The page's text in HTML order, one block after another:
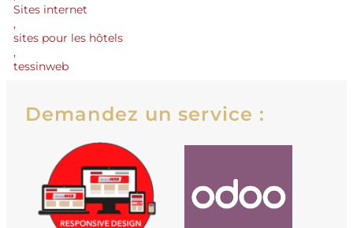
Sites internet
,
sites pour les hôtels
,
tessinweb
Demandez un service :